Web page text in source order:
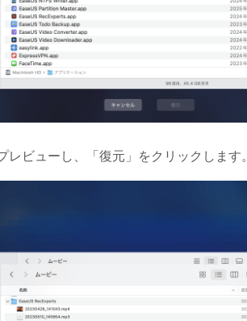
レビューし、「復元」をクリックします。